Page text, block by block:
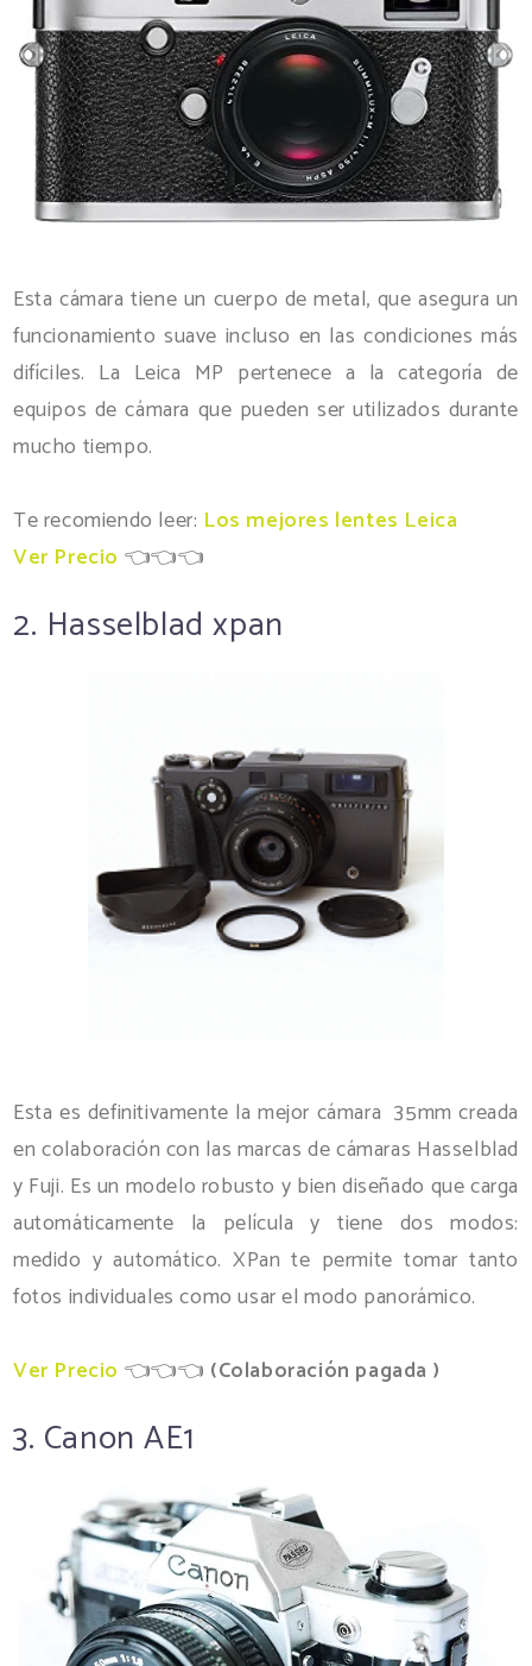
Esta cámara tiene un cuerpo de metal, que asegura un
funcionamiento suave incluso en las condiciones más
difíciles. La Leica MP pertenece a la categoría de
equipos de cámara que pueden ser utilizados durante
mucho tiempo.
Te recomiendo leer: Los mejores lentes Leica
Ver Precio 👈👈👈
2. Hasselblad xpan
Esta es definitivamente la mejor cámara 35mm creada
en colaboración con las marcas de cámaras Hasselblad
y Fuji. Es un modelo robusto y bien diseñado que carga
automáticamente la película y tiene dos modos:
medido y automático. XPan te permite tomar tanto
fotos individuales como usar el modo panorámico.
Ver Precio 👈👈👈 (Colaboración pagada )
3. Canon AE1